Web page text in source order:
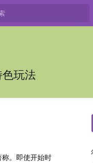
玩法
。即使开始时